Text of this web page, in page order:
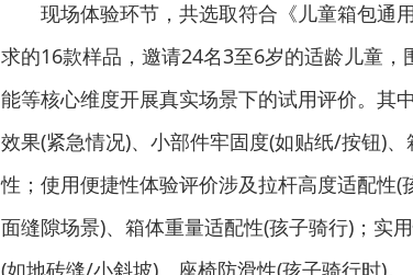
现场体验环节，共选取符合《儿童箱包通
求的16款样品，邀请24名3至6岁的适龄儿童
能等核心维度开展真实场景下的试用评价。其
效果(紧急情况)、小部件牢固度(如贴纸/按钮)
性；使用便捷性体验评价涉及拉杆高度适配性
面缝隙场景)、箱体重量适配性(孩子骑行)；实
(如地砖缝/小斜坡)、座椅防滑性(孩子骑行时)。